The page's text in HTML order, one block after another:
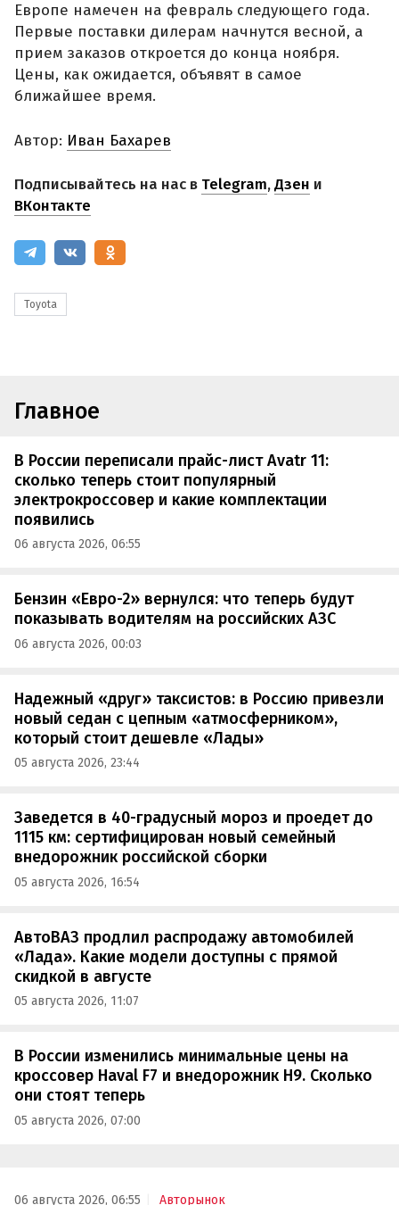
Европе намечен на февраль следующего года.
Первые поставки дилерам начнутся весной, а
прием заказов откроется до конца ноября.
Цены, как ожидается, объявят в самое
ближайшее время.
Автор: Иван Бахарев
Подписывайтесь на нас в Telegram,Дзен и
ВКонтакте
Toyota
Главное
В России переписали прайс-лист Avatr 11:
сколько теперь стоит популярный
электрокроссовер и какие комплектации
появились
06 августа 2026, 06:55
Бензин «Евро-2» вернулся: что теперь будут
показывать водителям на российских АЗС
06 августа 2026, 00:03
Надежный «друг» таксистов: в Россию привезли
новый седан с цепным «атмосферником»,
который стоит дешевле «Лады»
05 августа 2026, 23:44
Заведется в 40-градусный мороз и проедет до
1115 км: сертифицирован новый семейный
внедорожник российской сборки
05 августа 2026, 16:54
АвтоВАЗ продлил распродажу автомобилей
«Лада». Какие модели доступны с прямой
скидкой в августе
05 августа 2026, 11:07
В России изменились минимальные цены на
кроссовер Haval F7 и внедорожник H9. Сколько
они стоят теперь
05 августа 2026, 07:00
06 августа 2026, 06:55 Авторынок